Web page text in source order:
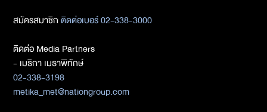
สมัครสมาชิกติดต่อเบอร์ 02-338-3000
ติดต่อ Media Partners
- เมธิกา เมธาพิทักษ์
02-338-3198
metika_met@nationgroup.com